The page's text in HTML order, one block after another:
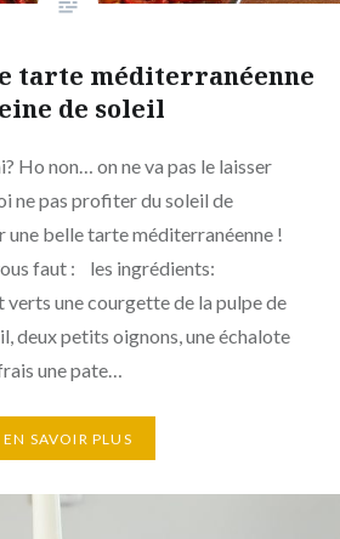
tarte méditerranéenne
de soleil
Ho non… on ne va pas le laisser
ne pas profiter du soleil de
belle tarte méditerranéenne !
faut : les ingrédients:
verts une courgette de la pulpe de
deux petits oignons, une échalote
une pate…
EN SAVOIR PLUS